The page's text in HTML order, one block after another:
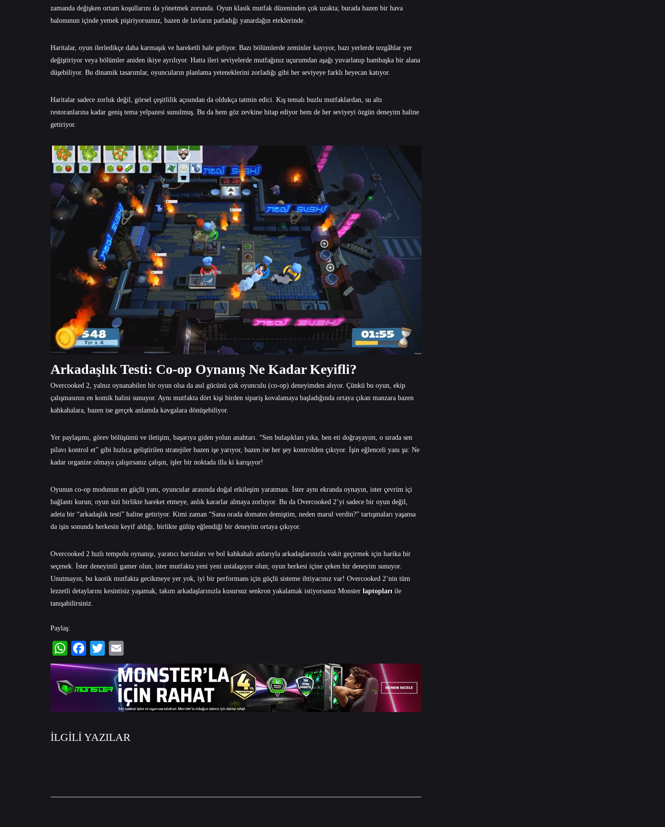
zamanda değişken ortam koşullarını da yönetmek zorunda. Oyun klasik mutfak düzeninden çok uzakta; burada bazen bir hava
balonunun içinde yemek pişiriyorsunuz, bazen de lavların patladığı yanardağın eteklerinde.
Haritalar, oyun ilerledikçe daha karmaşık ve hareketli hale geliyor. Bazı bölümlerde zeminler kayıyor, bazı yerlerde tezgâhlar yer
değiştiriyor veya bölümler aniden ikiye ayrılıyor. Hatta ileri seviyelerde mutfağınız uçurumdan aşağı yuvarlanıp bambaşka bir alana
düşebiliyor. Bu dinamik tasarımlar, oyuncuların planlama yeteneklerini zorladığı gibi her seviyeye farklı heyecan katıyor.
Haritalar sadece zorluk değil, görsel çeşitlilik açısından da oldukça tatmin edici. Kış temalı buzlu mutfaklardan, su altı
restoranlarına kadar geniş tema yelpazesi sunulmuş. Bu da hem göz zevkine hitap ediyor hem de her seviyeyi özgün deneyim haline
getiriyor.
Arkadaşlık Testi: Co-op Oynanış Ne Kadar Keyifli?
Overcooked 2, yalnız oynanabilen bir oyun olsa da asıl gücünü çok oyunculu (co-op) deneyimden alıyor. Çünkü bu oyun, ekip
çalışmasının en komik halini sunuyor. Aynı mutfakta dört kişi birden sipariş kovalamaya başladığında ortaya çıkan manzara bazen
kahkahalara, bazen ise gerçek anlamda kavgalara dönüşebiliyor.
Yer paylaşımı, görev bölüşümü ve iletişim, başarıya giden yolun anahtarı. “Sen bulaşıkları yıka, ben eti doğrayayım, o sırada sen
pilavı kontrol et” gibi hızlıca geliştirilen stratejiler bazen işe yarıyor, bazen ise her şey kontrolden çıkıyor. İşin eğlenceli yanı şu: Ne
kadar organize olmaya çalışırsanız çalışın, işler bir noktada illa ki karışıyor!
Oyunun co-op modunun en güçlü yanı, oyuncular arasında doğal etkileşim yaratması. İster aynı ekranda oynayın, ister çevrim içi
bağlantı kurun; oyun sizi birlikte hareket etmeye, anlık kararlar almaya zorluyor. Bu da Overcooked 2’yi sadece bir oyun değil,
adeta bir “arkadaşlık testi” haline getiriyor. Kimi zaman “Sana orada domates demiştim, neden marul verdin?” tartışmaları yaşansa
da işin sonunda herkesin keyif aldığı, birlikte gülüp eğlendiği bir deneyim ortaya çıkıyor.
Overcooked 2 hızlı tempolu oynanışı, yaratıcı haritaları ve bol kahkahalı anlarıyla arkadaşlarınızla vakit geçirmek için harika bir
seçenek. İster deneyimli gamer olun, ister mutfakta yeni yeni ustalaşıyor olun; oyun herkesi içine çeken bir deneyim sunuyor.
Unutmayın, bu kaotik mutfakta gecikmeye yer yok, iyi bir performans için güçlü sisteme ihtiyacınız var! Overcooked 2’nin tüm
lezzetli detaylarını kesintisiz yaşamak, takım arkadaşlarınızla kusursuz senkron yakalamak istiyorsanız Monster laptopları ile
tanışabilirsiniz.
Paylaş:
WhatsAppFacebookTwitterEmail
İLGİLİ YAZILAR